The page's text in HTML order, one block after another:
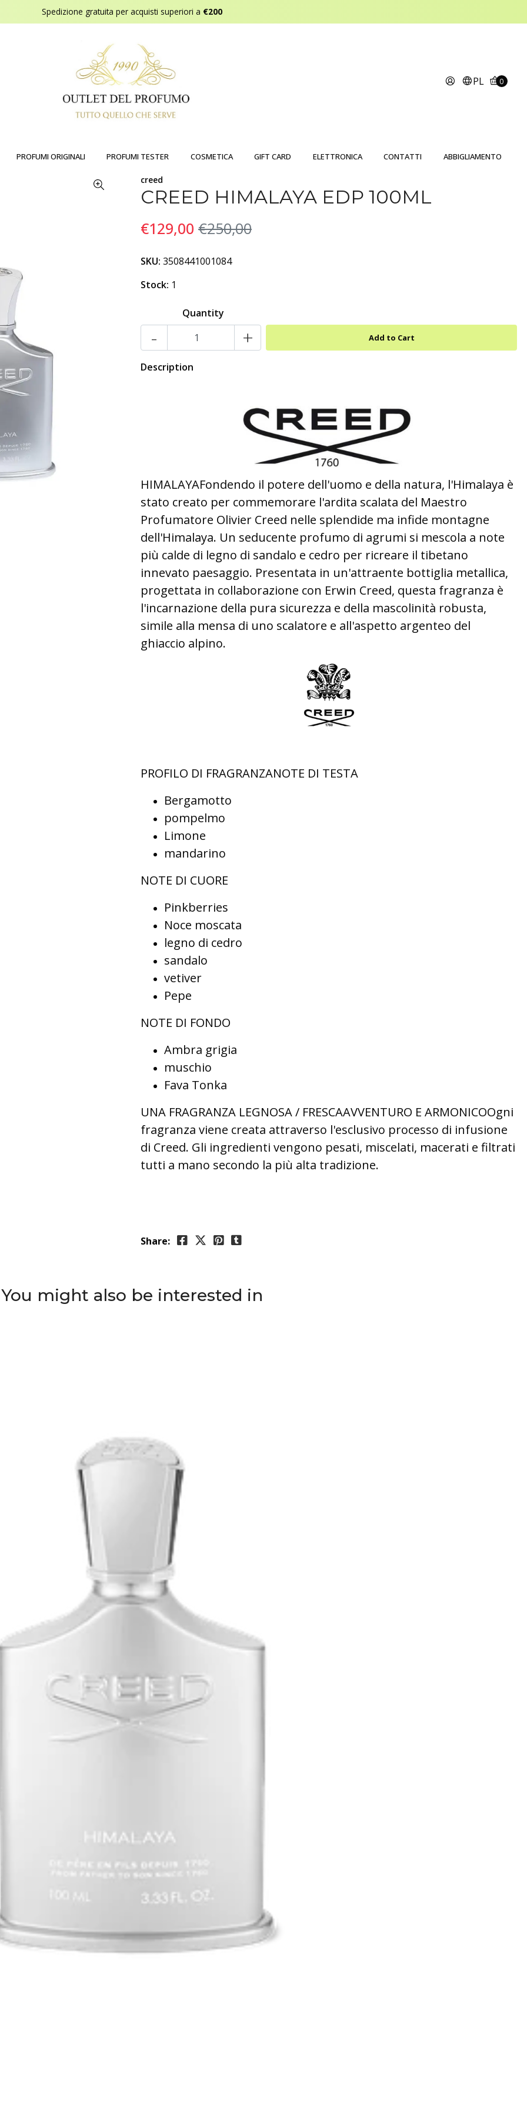
Spedizione gratuita per acquisti superiori a €200
PL 0
PROFUMI ORIGINALI PROFUMI TESTER COSMETICA GIFT CARD ELETTRONICA CONTATTI ABBIGLIAMENTO
creed
CREED HIMALAYA EDP 100ML
€129,00 €250,00
SKU: 3508441001084
Stock: 1
Quantity
- +
Description
HIMALAYAFondendo il potere dell'uomo e della natura, l'Himalaya è
stato creato per commemorare l'ardita scalata del Maestro
Profumatore Olivier Creed nelle splendide ma infide montagne
dell'Himalaya. Un seducente profumo di agrumi si mescola a note
più calde di legno di sandalo e cedro per ricreare il tibetano
innevato paesaggio. Presentata in un'attraente bottiglia metallica,
progettata in collaborazione con Erwin Creed, questa fragranza è
l'incarnazione della pura sicurezza e della mascolinità robusta,
simile alla mensa di uno scalatore e all'aspetto argenteo del
ghiaccio alpino.
PROFILO DI FRAGRANZANOTE DI TESTA
Bergamotto
pompelmo
Limone
mandarino
NOTE DI CUORE
Pinkberries
Noce moscata
legno di cedro
sandalo
vetiver
Pepe
NOTE DI FONDO
Ambra grigia
muschio
Fava Tonka
UNA FRAGRANZA LEGNOSA / FRESCAAVVENTURO E ARMONICOOgni
fragranza viene creata attraverso l'esclusivo processo di infusione
di Creed. Gli ingredienti vengono pesati, miscelati, macerati e filtrati
tutti a mano secondo la più alta tradizione.
Share:
You might also be interested in